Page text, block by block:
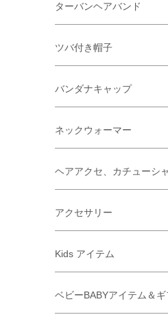
ターバンヘアバンド
ツバ付き帽子
バンダナキャップ
ネックウォーマー
ヘアアクセ、カチューシャ
アクセサリー
Kids アイテム
ベビーBABYアイテム＆ギ